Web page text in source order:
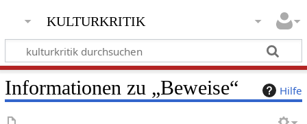
kulturkritik
Hilfe
Informationen zu „Beweise“